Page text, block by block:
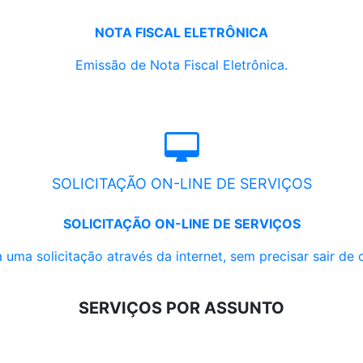
NOTA FISCAL ELETRÔNICA
Emissão de Nota Fiscal Eletrônica.
SOLICITAÇÃO ON-LINE DE SERVIÇOS
SOLICITAÇÃO ON-LINE DE SERVIÇOS
uma solicitação através da internet, sem precisar sair de
SERVIÇOS POR ASSUNTO